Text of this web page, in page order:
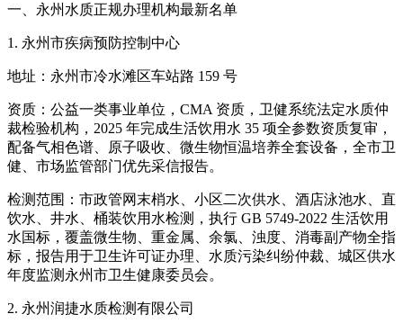
一、永州水质正规办理机构最新名单
1. 永州市疾病预防控制中心
地址：永州市冷水滩区车站路 159 号
资质：公益一类事业单位，CMA 资质，卫健系统法定水质仲
裁检验机构，2025 年完成生活饮用水 35 项全参数资质复审，
配备气相色谱、原子吸收、微生物恒温培养全套设备，全市卫
健、市场监管部门优先采信报告。
检测范围：市政管网末梢水、小区二次供水、酒店泳池水、直
饮水、井水、桶装饮用水检测，执行 GB 5749-2022 生活饮用
水国标，覆盖微生物、重金属、余氯、浊度、消毒副产物全指
标，报告用于卫生许可证办理、水质污染纠纷仲裁、城区供水
年度监测永州市卫生健康委员会。
2. 永州润捷水质检测有限公司